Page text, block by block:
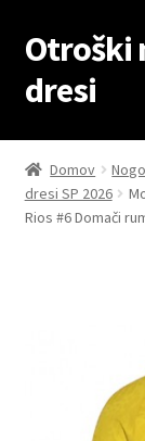
Skip
to
navigation
Skip
to
content
Otroški
dresi
Domov
Blog
Domov
dresi SP 2026
Rios #6 Domači